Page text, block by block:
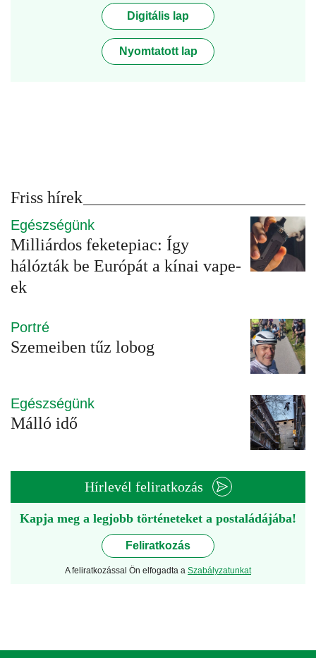
Digitális lap
Nyomtatott lap
Friss hírek
Egészségünk
Milliárdos feketepiac: Így
hálózták be Európát a kínai vape-
ek
Portré
Szemeiben tűz lobog
Egészségünk
Málló idő
Hírlevél feliratkozás
Kapja meg a legjobb történeteket a postaládájába!
Feliratkozás
A feliratkozással Ön elfogadta a Szabályzatunkat